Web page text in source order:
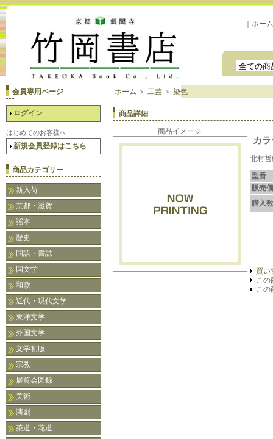
ホーム
会員専用ページ
ログイン
はじめてのお客様へ
新規会員登録はこちら
商品カテゴリー
新入荷
京都・滋賀
謡本
歴史
国語・書誌
国文学
和歌
近代・現代文学
東洋文学
外国文学
文学初版
宗教
展覧会図録
美術
演劇
茶道・花道
ホーム ＞ 工芸 ＞ 染色
商品詳細
商品イメージ
カ
北村
型番
販売
購入数
買い
この
この